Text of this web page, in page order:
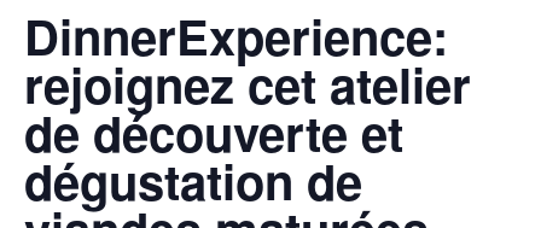
DinnerExperience:
rejoignez cet atelier
de découverte et
dégustation de